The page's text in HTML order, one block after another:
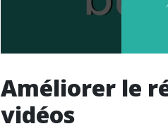
Améliorer le
vidéos